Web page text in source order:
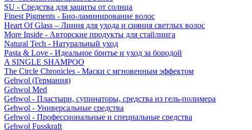
SU - Средства для защиты от солнца
Finest Pigments - Био-ламинирование волос
Heart Of Glass – Линия для ухода и сияния светлых волос
More Inside - Авторские продукты для стайлинга
Natural Tech - Натуральный уход
Pasta & Love - Идеальное бритье и уход за бородой
A SINGLE SHAMPOO
The Circle Chronicles - Маски с мгновенным эффектом
Gehwol (Германия)
Gehwol Med
Gehwol - Пластыри, супинаторы, средства из гель-полимера
Gehwol - Универсальные средства
Gehwol - Профессиональные и специальные средства
Gehwol Fusskraft